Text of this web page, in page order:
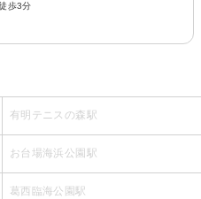
歩3分
有明テニスの森駅
お台場海浜公園駅
葛西臨海公園駅